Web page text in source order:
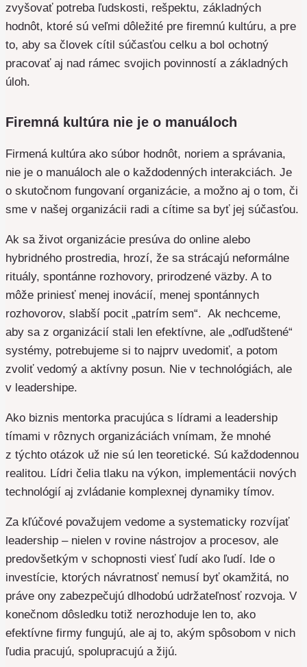
zvyšovať potreba ľudskosti, rešpektu, základných
hodnôt, ktoré sú veľmi dôležité pre firemnú kultúru, a pre
to, aby sa človek cítil súčasťou celku a bol ochotný
pracovať aj nad rámec svojich povinností a základných
úloh.
Firemná kultúra nie je o manuáloch
Firmená kultúra ako súbor hodnôt, noriem a správania,
nie je o manuáloch ale o každodenných interakciách. Je
o skutočnom fungovaní organizácie, a možno aj o tom, či
sme v našej organizácii radi a cítime sa byť jej súčasťou.
Ak sa život organizácie presúva do online alebo
hybridného prostredia, hrozí, že sa strácajú neformálne
rituály, spontánne rozhovory, prirodzené väzby. A to
môže priniesť menej inovácií, menej spontánnych
rozhovorov, slabší pocit „patrím sem“. Ak nechceme,
aby sa z organizácií stali len efektívne, ale „odľudštené“
systémy, potrebujeme si to najprv uvedomiť, a potom
zvoliť vedomý a aktívny posun. Nie v technológiách, ale
v leadershipe.
Ako biznis mentorka pracujúca s lídrami a leadership
tímami v rôznych organizáciách vnímam, že mnohé
z týchto otázok už nie sú len teoretické. Sú každodennou
realitou. Lídri čelia tlaku na výkon, implementácii nových
technológií aj zvládanie komplexnej dynamiky tímov.
Za kľúčové považujem vedome a systematicky rozvíjať
leadership – nielen v rovine nástrojov a procesov, ale
predovšetkým v schopnosti viesť ľudí ako ľudí. Ide o
investície, ktorých návratnosť nemusí byť okamžitá, no
práve ony zabezpečujú dlhodobú udržateľnosť rozvoja. V
konečnom dôsledku totiž nerozhoduje len to, ako
efektívne firmy fungujú, ale aj to, akým spôsobom v nich
ľudia pracujú, spolupracujú a žijú.